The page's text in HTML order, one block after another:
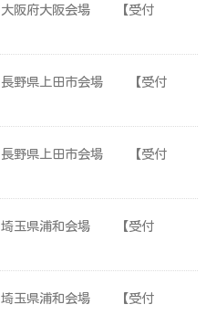
大阪府大阪会場 【受付
長野県上田市会場 【受付
長野県上田市会場 【受付
埼玉県浦和会場 【受付
埼玉県浦和会場 【受付